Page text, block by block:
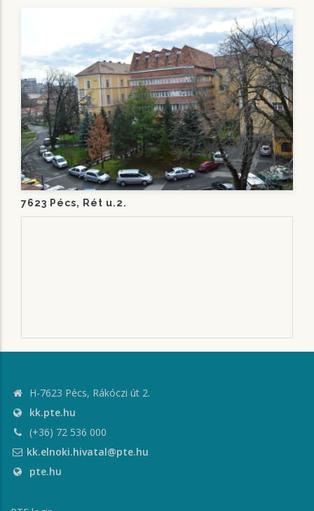
7623 Pécs, Rét u.2.
H-7623 Pécs, Rákóczi út 2.
kk.pte.hu
(+36) 72 536 000
kk.elnoki.hivatal@pte.hu
pte.hu